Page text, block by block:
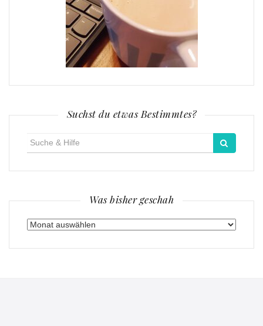
Suchst du etwas Bestimmtes?
Was bisher geschah
Was
geschah